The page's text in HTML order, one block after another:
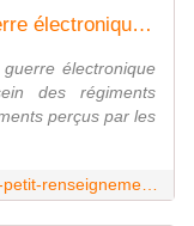
Petit à petit, renseignement et guerre électronique font leur nid dans l'infanterie - FOB - Forces Operations Blog
électronique
des régiments
perçus par les